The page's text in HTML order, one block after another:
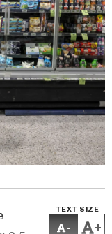
TEXT SIZE
- +